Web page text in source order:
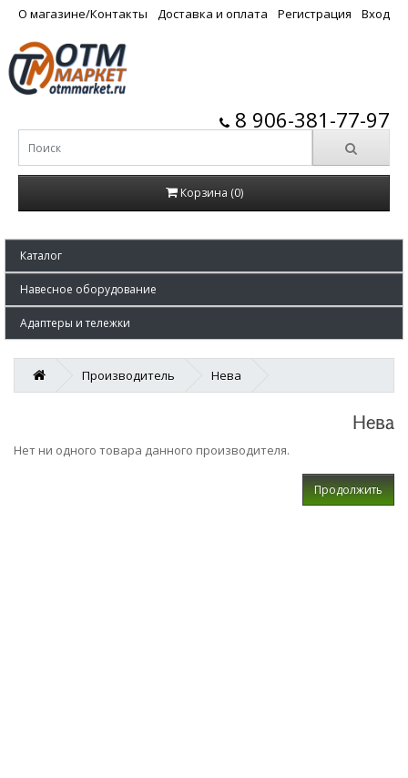
О магазине/Контакты Доставка и оплата Регистрация Вход
8 906-381-77-97
Корзина (0)
Каталог
Навесное оборудование
Адаптеры и тележки
Производитель Нева
Нева
Нет ни одного товара данного производителя.
Продолжить